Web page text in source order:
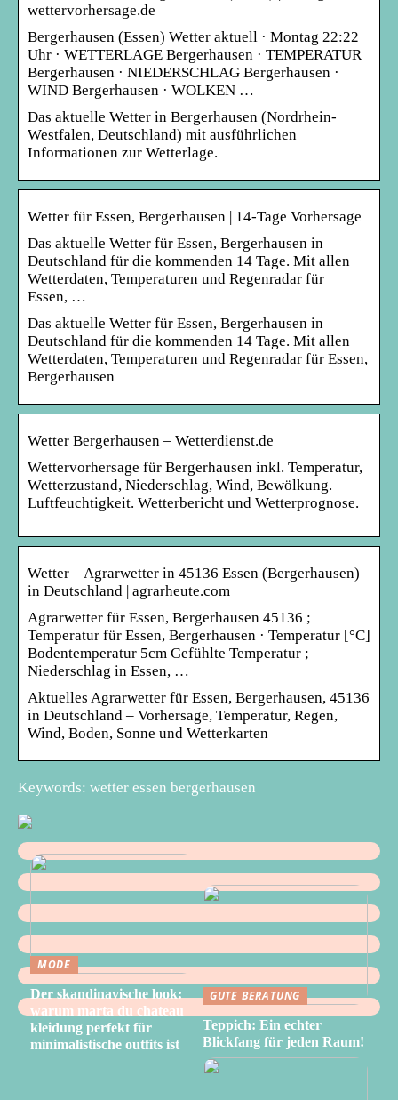
wettervorhersage.de
Bergerhausen (Essen) Wetter aktuell · Montag 22:22
Uhr · WETTERLAGE Bergerhausen · TEMPERATUR
Bergerhausen · NIEDERSCHLAG Bergerhausen ·
WIND Bergerhausen · WOLKEN …
Das aktuelle Wetter in Bergerhausen (Nordrhein-
Westfalen, Deutschland) mit ausführlichen
Informationen zur Wetterlage.
Wetter für Essen, Bergerhausen | 14-Tage Vorhersage
Das aktuelle Wetter für Essen, Bergerhausen in
Deutschland für die kommenden 14 Tage. Mit allen
Wetterdaten, Temperaturen und Regenradar für
Essen, …
Das aktuelle Wetter für Essen, Bergerhausen in
Deutschland für die kommenden 14 Tage. Mit allen
Wetterdaten, Temperaturen und Regenradar für Essen,
Bergerhausen
Wetter Bergerhausen – Wetterdienst.de
Wettervorhersage für Bergerhausen inkl. Temperatur,
Wetterzustand, Niederschlag, Wind, Bewölkung.
Luftfeuchtigkeit. Wetterbericht und Wetterprognose.
Wetter – Agrarwetter in 45136 Essen (Bergerhausen)
in Deutschland | agrarheute.com
Agrarwetter für Essen, Bergerhausen 45136 ;
Temperatur für Essen, Bergerhausen · Temperatur [°C]
Bodentemperatur 5cm Gefühlte Temperatur ;
Niederschlag in Essen, …
Aktuelles Agrarwetter für Essen, Bergerhausen, 45136
in Deutschland – Vorhersage, Temperatur, Regen,
Wind, Boden, Sonne und Wetterkarten
Keywords: wetter essen bergerhausen
MODE
Der skandinavische look:
warum marta du chateau
kleidung perfekt für
minimalistische outfits ist
GUTE BERATUNG
Teppich: Ein echter
Blickfang für jeden Raum!